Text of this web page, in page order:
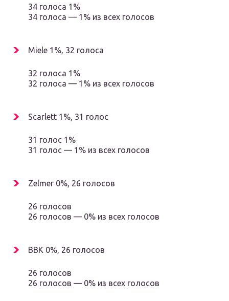
34 голоса 1%
34 голоса — 1% из всех голосов
Miele 1%, 32 голоса
32 голоса 1%
32 голоса — 1% из всех голосов
Scarlett 1%, 31 голос
31 голос 1%
31 голос — 1% из всех голосов
Zelmer 0%, 26 голосов
26 голосов
26 голосов — 0% из всех голосов
BBK 0%, 26 голосов
26 голосов
26 голосов — 0% из всех голосов